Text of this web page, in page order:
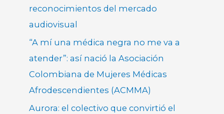
reconocimientos del mercado
audiovisual
“A mí una médica negra no me va a
atender”: así nació la Asociación
Colombiana de Mujeres Médicas
Afrodescendientes (ACMMA)
Aurora: el colectivo que convirtió el